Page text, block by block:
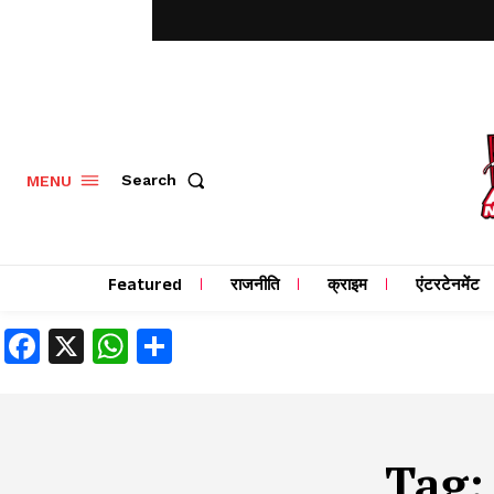
MENU Search
Featured राजनीति क्राइम एंटरटेनमेंट
Facebook
X WhatsApp